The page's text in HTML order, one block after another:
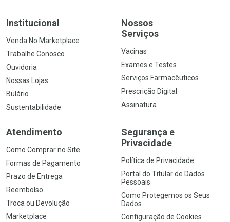
Institucional
Venda No Marketplace
Trabalhe Conosco
Ouvidoria
Nossas Lojas
Bulário
Sustentabilidade
Nossos
Serviços
Vacinas
Exames e Testes
Serviços Farmacêuticos
Prescrição Digital
Assinatura
Atendimento
Como Comprar no Site
Formas de Pagamento
Prazo de Entrega
Reembolso
Troca ou Devolução
Marketplace
Segurança e
Privacidade
Política de Privacidade
Portal do Titular de Dados
Pessoais
Como Protegemos os Seus
Dados
Configuração de Cookies